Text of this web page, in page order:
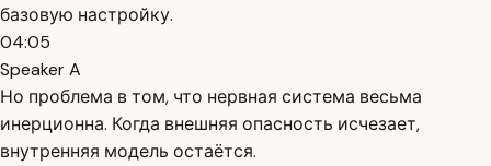
базовую настройку.
04:05
Speaker A
Но проблема в том, что нервная система весьма
инерционна. Когда внешняя опасность исчезает,
внутренняя модель остаётся.